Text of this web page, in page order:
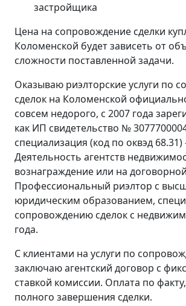
застройщика
Цена на сопровождение сделки
Коломенской будет зависеть от
сложности поставленной задачи.
Оказываю риэлторские услуги по
сделок на Коломенской
совсем недорого, с 2007 года
как ИП свидетельство №
специализация (код по оквэд 68.31)
Деятельность агентств
вознаграждение или на
Профессиональный риэлтор с
юридическим образованием,
сопровождению сделок с
года.
С клиентами на услуги по
заключаю агентский договор с
ставкой комиссии. Оплата по
полного завершения сделки.